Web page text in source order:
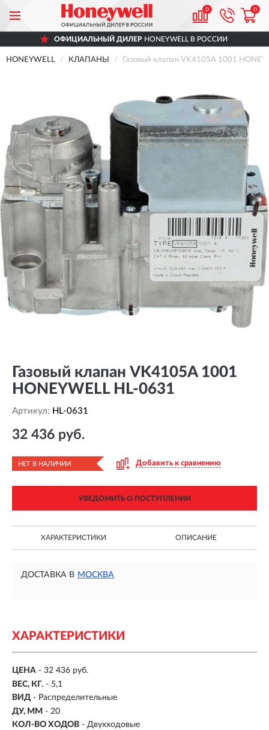
0 0
ОФИЦИАЛЬНЫЙ ДИЛЕР HONEYWELL В РОССИИ
HONEYWELL КЛАПАНЫ Газовый клапан VK4105A 1001
Газовый клапан VK4105A 1001
HONEYWELL HL-0631
Артикул: HL-0631
32 436 руб.
НЕТ В НАЛИЧИИ Добавить к сравнению
УВЕДОМИТЬ О ПОСТУПЛЕНИИ
ХАРАКТЕРИСТИКИ ОПИСАНИЕ
ДОСТАВКА В МОСКВА
ХАРАКТЕРИСТИКИ
ЦЕНА - 32 436 руб.
ВЕС, КГ. - 5,1
ВИД - Распределительные
ДУ, ММ - 20
КОЛ-ВО ХОДОВ - Двухходовые